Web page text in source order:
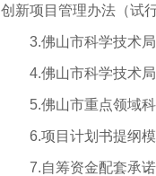
创新项目管理办法（试
3.佛山市科学技术局
4.佛山市科学技术局
5.佛山市重点领域科
6.项目计划书提纲模
7.自筹资金配套承诺